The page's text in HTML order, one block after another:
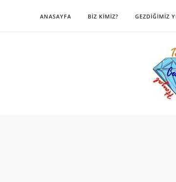
ANASAYFA BİZ KİMİZ? GEZDIĞIMIZ